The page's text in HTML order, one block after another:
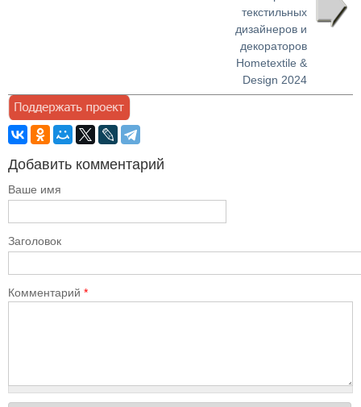
текстильных
дизайнеров и
декораторов
Hometextile &
Design 2024
Добавить комментарий
Ваше имя
Заголовок
Комментарий *